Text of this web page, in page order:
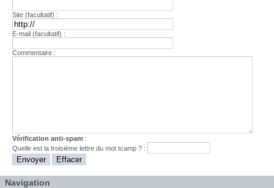
Site (facultatif) :
E-mail (facultatif) :
Commentaire :
Vérification anti-spam :
Quelle est latroisième lettre du mottcamp ? :
Navigation